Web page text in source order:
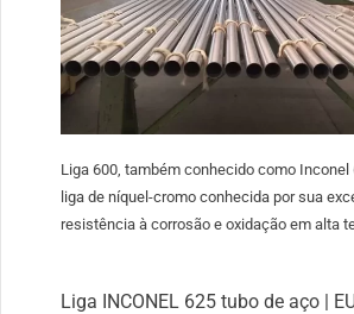
Liga 600, também conhecido como Inconel
liga de níquel-cromo conhecida por sua
resistência à corrosão e oxidação em alta
Liga INCONEL 625 tubo de aço |